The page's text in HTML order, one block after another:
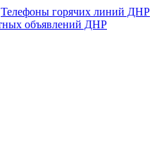
Телефоны горячих линий ДНР